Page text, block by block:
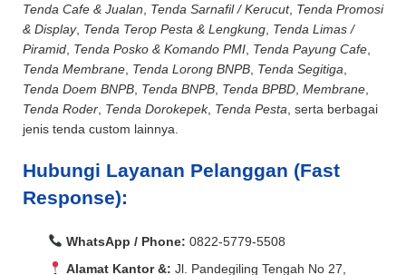
Tenda Cafe & Jualan Tenda Sarnafil / Kerucut, Tenda Promosi
& Display, Tenda Terop Pesta & Lengkung Tenda Limas /
Piramid Tenda Posko & Komando PMI Tenda Payung Cafe
Tenda Membrane Tenda Lorong BNPB Tenda Segitiga
Tenda Doem BNPB Tenda BNPB Tenda BPBD Membrane
Tenda Roder Tenda Dorokepek, Tenda Pesta , serta berbagai
jenis tenda custom lainnya.
Hubungi Layanan Pelanggan (Fast
Response):
WhatsApp / Phone: 0822-5779-5508
Alamat Kantor &: Jl. Pandegiling Tengah No 27,